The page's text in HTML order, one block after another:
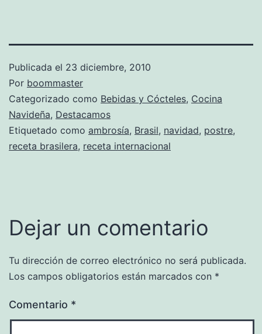
Publicada el 23 diciembre, 2010
Por boommaster
Categorizado como Bebidas y Cócteles, Cocina
Navideña, Destacamos
Etiquetado como ambrosía, Brasil, navidad, postre,
receta brasilera, receta internacional
Dejar un comentario
Tu dirección de correo electrónico no será publicada.
Los campos obligatorios están marcados con *
Comentario *